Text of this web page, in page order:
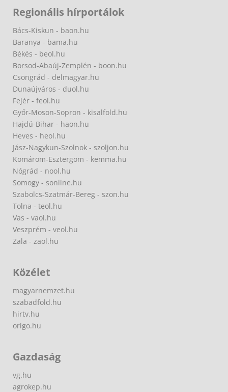
Regionális hírportálok
Bács-Kiskun - baon.hu
Baranya - bama.hu
Békés - beol.hu
Borsod-Abaúj-Zemplén - boon.hu
Csongrád - delmagyar.hu
Dunaújváros - duol.hu
Fejér - feol.hu
Győr-Moson-Sopron - kisalfold.hu
Hajdú-Bihar - haon.hu
Heves - heol.hu
Jász-Nagykun-Szolnok - szoljon.hu
Komárom-Esztergom - kemma.hu
Nógrád - nool.hu
Somogy - sonline.hu
Szabolcs-Szatmár-Bereg - szon.hu
Tolna - teol.hu
Vas - vaol.hu
Veszprém - veol.hu
Zala - zaol.hu
Közélet
magyarnemzet.hu
szabadfold.hu
hirtv.hu
origo.hu
Gazdaság
vg.hu
agrokep.hu